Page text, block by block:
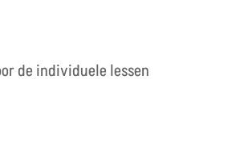
de individuele lessen